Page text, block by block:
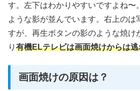
す。左下はわかりやすいですよね〜
ような影が並んでいます。右上のは
すが、再生ボタンの影のような焼け
り 有機ELテレビは画面焼けからは
画面焼けの原因は？